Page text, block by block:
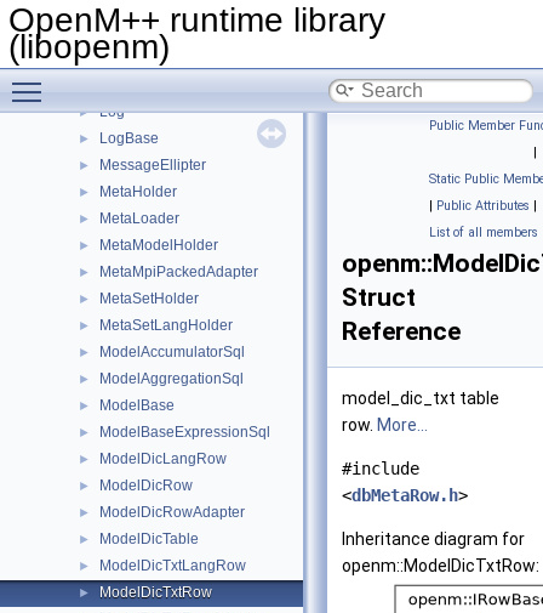
OpenM++ runtime library
(libopenm)
LangWordRow
► LangWordRowAdapter
►
LangWordTable
► Log
► LogBase
► MessageEllipter
► MetaHolder
► MetaLoader
► MetaModelHolder
► MetaMpiPackedAdapter
► MetaSetHolder
► MetaSetLangHolder
► ModelAccumulatorSql
► ModelAggregationSql
► ModelBase
► ModelBaseExpressionSql
► ModelDicLangRow
► ModelDicRow
► ModelDicRowAdapter
► ModelDicTable
► ModelDicTxtLangRow
► ModelDicTxtRow
Public Member
|
Static Public
| Public Attributes |
List of all members
Struct
Reference
model_dic_txt table
row. More...
#include
<dbMetaRow.h>
Inheritance diagram for
openm::ModelDicTxtRow: